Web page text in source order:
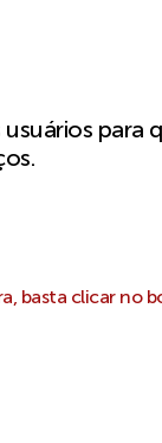
para
basta clicar no